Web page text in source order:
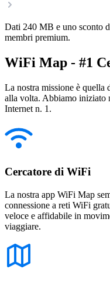
Dati 240 MB e uno sconto
membri premium.
WiFi Map - #1
La nostra missione è
alla volta. Abbiamo iniziato
Internet n. 1.
Cercatore di WiFi
La nostra app WiFi Map
connessione a reti WiFi
veloce e affidabile in
viaggiare.